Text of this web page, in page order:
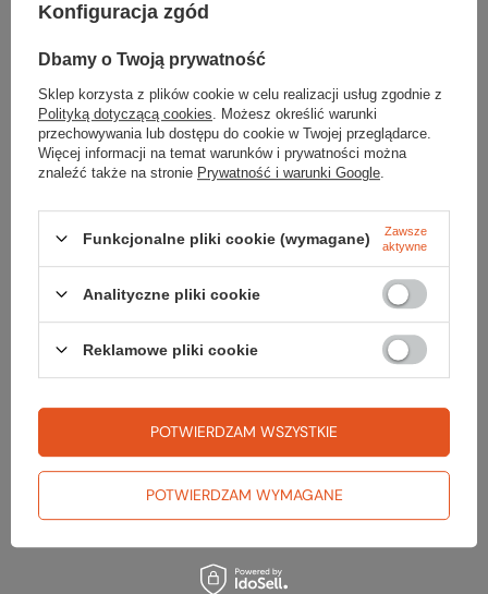
Fotochrom
Polaryzacja
nie
Kolor
czarne
Możliwość użycia
wkładki korekcyjnej
nie
Sprawdź
czy masz wszystko
TWOJA LISTA SPRZĘTOWA
Konfiguracja zgód
Dbamy o Twoją prywatność
Sklep korzysta z plików cookie w celu realizacji usług zgodnie z
Polityką dotyczącą cookies . Możesz określić warunki
przechowywania lub dostępu do cookie w Twojej przeglądarce.
Więcej informacji na temat warunków i prywatności można
znaleźć także na stronie Prywatność i warunki Google
Funkcjonalne pliki cookie (wymagane)
Zawsze
aktywne
Analityczne pliki cookie
Reklamowe pliki cookie
POTWIERDZAM WYMAGANE
POTWIERDZAM WSZYSTKIE